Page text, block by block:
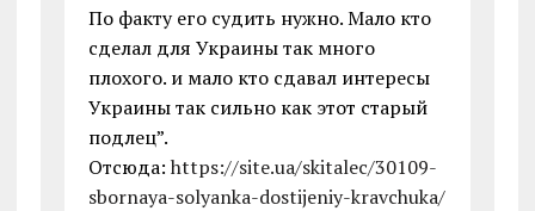
По факту его судить нужно. Мало кто
сделал для Украины так много
плохого. и мало кто сдавал интересы
Украины так сильно как этот старый
подлец”.
Отсюда: https://site.ua/skitalec/30109-
sbornaya-solyanka-dostijeniy-kravchuka/